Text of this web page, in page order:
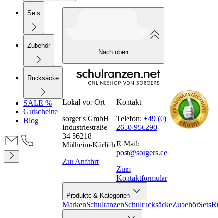
Sets
Zubehör
Rucksäcke
SALE %
Gutscheine
Blog
Nach oben
Lokal vor Ort
sorger's GmbH
Industriestraße
34 56218
Mülheim-Kärlich
Zur Anfahrt
Kontakt
Telefon: +49 (0)
2630 956290
E-Mail:
post@sorgers.de
Zum
Kontaktformular
Produkte & Kategorien
MarkenSchulranzenSchulrucksäckeZubehörSets